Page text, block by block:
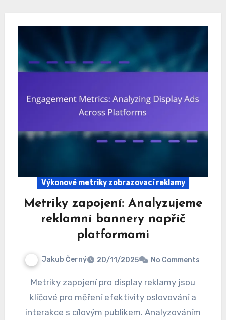
Výkonové metriky zobrazovací reklamy
Metriky zapojení: Analyzujeme
reklamní bannery napříč
platformami
Jakub Černý 20/11/2025 No Comments
Metriky zapojení pro display reklamy jsou
klíčové pro měření efektivity oslovování a
interakce s cílovým publikem. Analyzováním